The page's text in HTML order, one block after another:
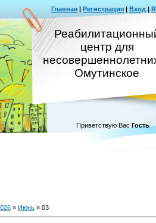
Главная | Регистрация | Вход |
центр для
Омутинское
Приветствую Вас Гость
» Июнь » 03